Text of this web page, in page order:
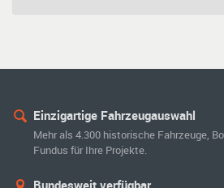
Einzigartige Fahrzeugauswahl
Mehr als 4.300 historische Fahrzeuge,
Fundus für Ihre Projekte.
Bundesweit verfügbar